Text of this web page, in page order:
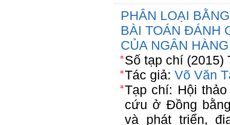
PHÂN LOẠI
BÀI TOÁN ĐÁNH
CỦA NGÂN HÀNG
Số tạp chí (2015)
Tác giả: Võ Văn
Tạp chí: Hội
cứu ở Đồng
và phát triển,